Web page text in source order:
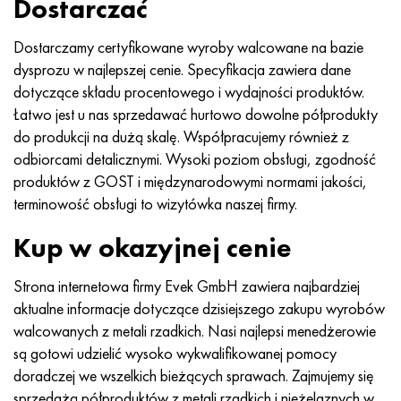
Dostarczać
Dostarczamy certyfikowane wyroby walcowane na bazie
dysprozu w najlepszej cenie. Specyfikacja zawiera dane
dotyczące składu procentowego i wydajności produktów.
Łatwo jest u nas sprzedawać hurtowo dowolne półprodukty
do produkcji na dużą skalę. Współpracujemy również z
odbiorcami detalicznymi. Wysoki poziom obsługi, zgodność
produktów z GOST i międzynarodowymi normami jakości,
terminowość obsługi to wizytówka naszej firmy.
Kup w okazyjnej cenie
Strona internetowa firmy Evek GmbH zawiera najbardziej
aktualne informacje dotyczące dzisiejszego zakupu wyrobów
walcowanych z metali rzadkich. Nasi najlepsi menedżerowie
są gotowi udzielić wysoko wykwalifikowanej pomocy
doradczej we wszelkich bieżących sprawach. Zajmujemy się
MP159
Multimet n155
Nikrofer 5923 HMO
Nicrofer 6030
Nitronik 40
Nitronika 60
Nitronik 75
Nimonic 80a
56DGNH
68NKhVKTYu
79NM, Magnifer 7904
80 mil morskich
80NMV-VI
81HMA
Rodzaje stopów precyzyjnych
Bimetale termostatyczne
HN73MBTYu
XN70YU
HN75MBTYu
XN75TBYu
XN77TYu
ХН78Т
HN80TBY
N65M, EP982
5B
TL5
NA 6
TS-6
14 tytan
40 tytanu
1.4567 - AISI 304Cu
1.4570-aisi303Cu
1.4574 - Stop PH 15-7 Mo®
1.4580 - AISI 316Cb
1.4597 - AISI 204Cu
Stop 31 - 1.4562
Stop 254smo® - 1.4547
Stop 926 - 1.4529
15X16H2AM
18X11MNFB
18X12VMBFR
20X12VNMF
20Х3MFW
37X12N8G8MFB
40X10X2M
40Х9С2
30X, AISI 5130, 30 godz
30hg, 30hg
30hgsa, 30hgsa
30hgsn2a, 30hgsna
30xn2ma, 30CrNiMo8
34khn3ma, 36NiCrMo16, 35NiCrMo16
35hg, 35hg
35hgsa, 35hgsa